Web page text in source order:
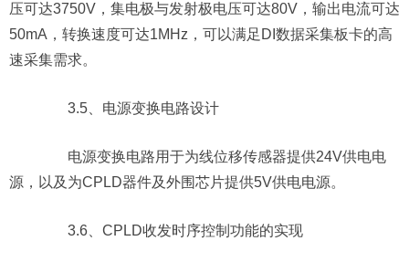
压可达3750V，集电极与发射极电压可达80V，输出电流可达
50mA，转换速度可达1MHz，可以满足DI数据采集板卡的高
速采集需求。
3.5、电源变换电路设计
电源变换电路用于为线位移传感器提供24V供电电
源，以及为CPLD器件及外围芯片提供5V供电电源。
3.6、CPLD收发时序控制功能的实现